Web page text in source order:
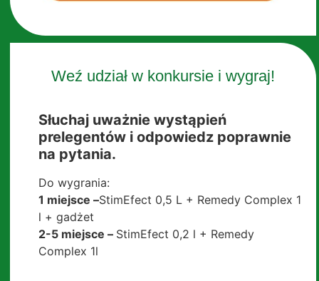
Weź udział w konkursie i wygraj!
Słuchaj uważnie wystąpień
prelegentów i odpowiedz poprawnie
na pytania.
Do wygrania:
1 miejsce –StimEfect 0,5 L + Remedy Complex 1
l + gadżet
2-5 miejsce – StimEfect 0,2 l + Remedy
Complex 1l